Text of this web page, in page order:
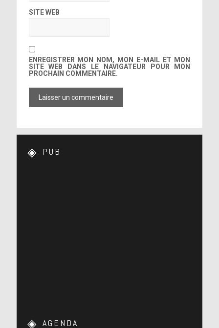
SITE WEB
ENREGISTRER MON NOM, MON E-MAIL ET MON
SITE WEB DANS LE NAVIGATEUR POUR MON
PROCHAIN COMMENTAIRE.
PUB
AGENDA